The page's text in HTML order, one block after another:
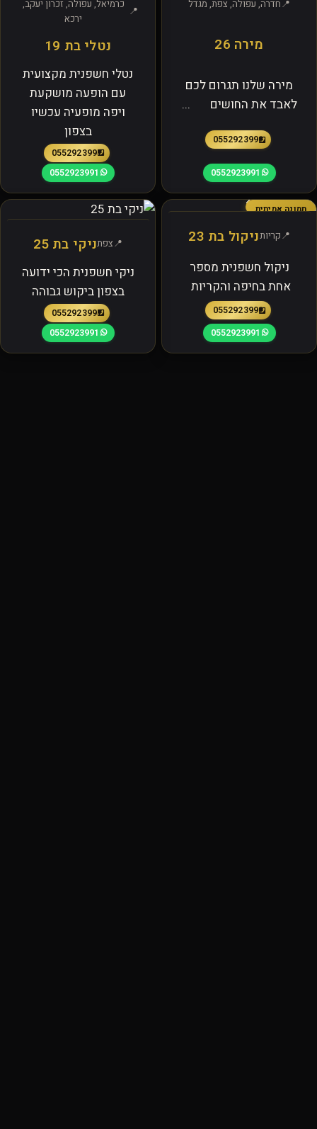
חדרה, עפולה, צפת, מגדל
מירה 26
מירה שלנו תגרום לכם
לאבד את החושים ...
0552923991
0552923991
כרמיאל, עפולה, זכרון יעקב,
ירכא
נטלי בת 19
נטלי חשפנית מקצועית
עם הופעה מושקעת
ויפה מופעיה עכשיו
בצפון
0552923991
0552923991
תמונה אמיתית
קריותניקול בת 23
ניקול חשפנית מספר
אחת בחיפה והקריות
0552923991
0552923991
צפתניקי בת 25
ניקי חשפנית הכי ידועה
בצפון ביקוש גבוהה
0552923991
0552923991